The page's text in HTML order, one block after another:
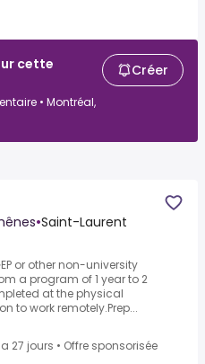
cette
• Montréal,
Créer
•Saint-Laurent
or other non-university
a program of 1 year to 2
at the physical
to work remotely.Prep...
27 jours • Offre sponsorisée